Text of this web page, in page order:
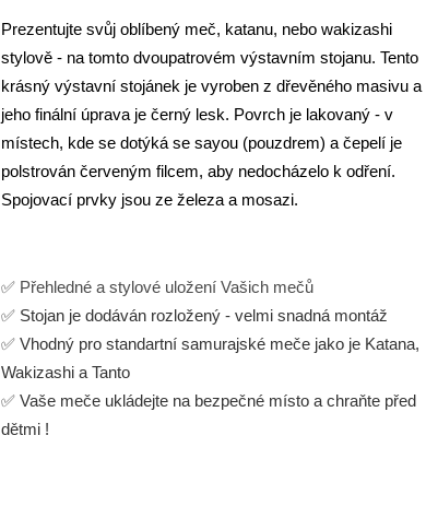
Prezentujte svůj oblíbený meč, katanu, nebo wakizashi
stylově - na tomto dvoupatrovém výstavním stojanu. Tento
krásný výstavní stojánek je vyroben z dřevěného masivu a
jeho finální úprava je černý lesk. Povrch je lakovaný - v
místech, kde se dotýká se sayou (pouzdrem) a čepelí je
polstrován červeným filcem, aby nedocházelo k odření.
Spojovací prvky jsou ze železa a mosazi.
✅ Přehledné a stylové uložení Vašich mečů
✅ Stojan je dodáván rozložený - velmi snadná montáž
✅ Vhodný pro standartní samurajské meče jako je Katana,
Wakizashi a Tanto
✅ Vaše meče ukládejte na bezpečné místo a chraňte před
dětmi !